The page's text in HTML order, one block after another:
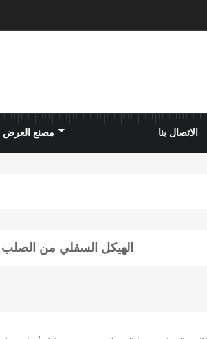
مصنع العرض الاتصال بنا
الهيكل السفلي من الصلب 6 طن لجهاز الحفر إلى سوق البرازيل